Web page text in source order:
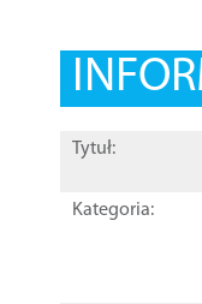
Tytuł:
Kategoria: